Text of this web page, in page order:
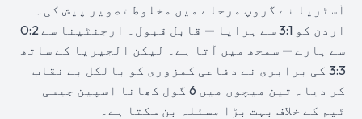
آسٹریا نے گروپ مرحلے میں مخلوط تصویر پیش کی۔
اردن کو 3:1 سے ہرایا — قابل قبول۔ ارجنٹینا سے 0:2
سے ہارے — سمجھ میں آتا ہے۔ لیکن الجیریا کے ساتھ
3:3 کی برابری نے دفاعی کمزوری کو بالکل بے نقاب
کر دیا۔ تین میچوں میں 6 گول کھانا اسپین جیسی
ٹیم کے خلاف بہت بڑا مسئلہ بن سکتا ہے۔